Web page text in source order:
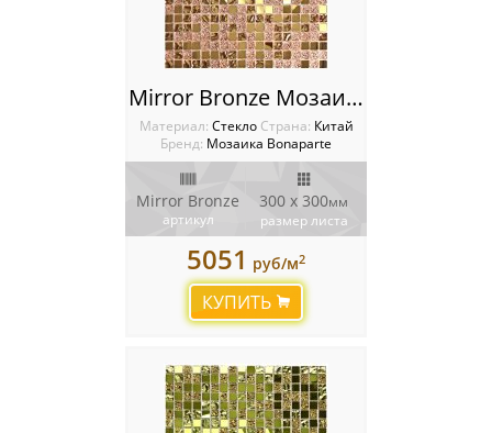
Mirror Bronze Мозаика Bonaparte
Материал: Стекло Cтрана: Китай
Бренд: Мозаика Bonaparte
Mirror Bronze
артикул
300 x 300мм
размер листа
5051 руб/м2
КУПИТЬ